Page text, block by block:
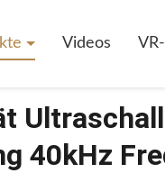
Videos
300w Heizung 40kHz
40kHz